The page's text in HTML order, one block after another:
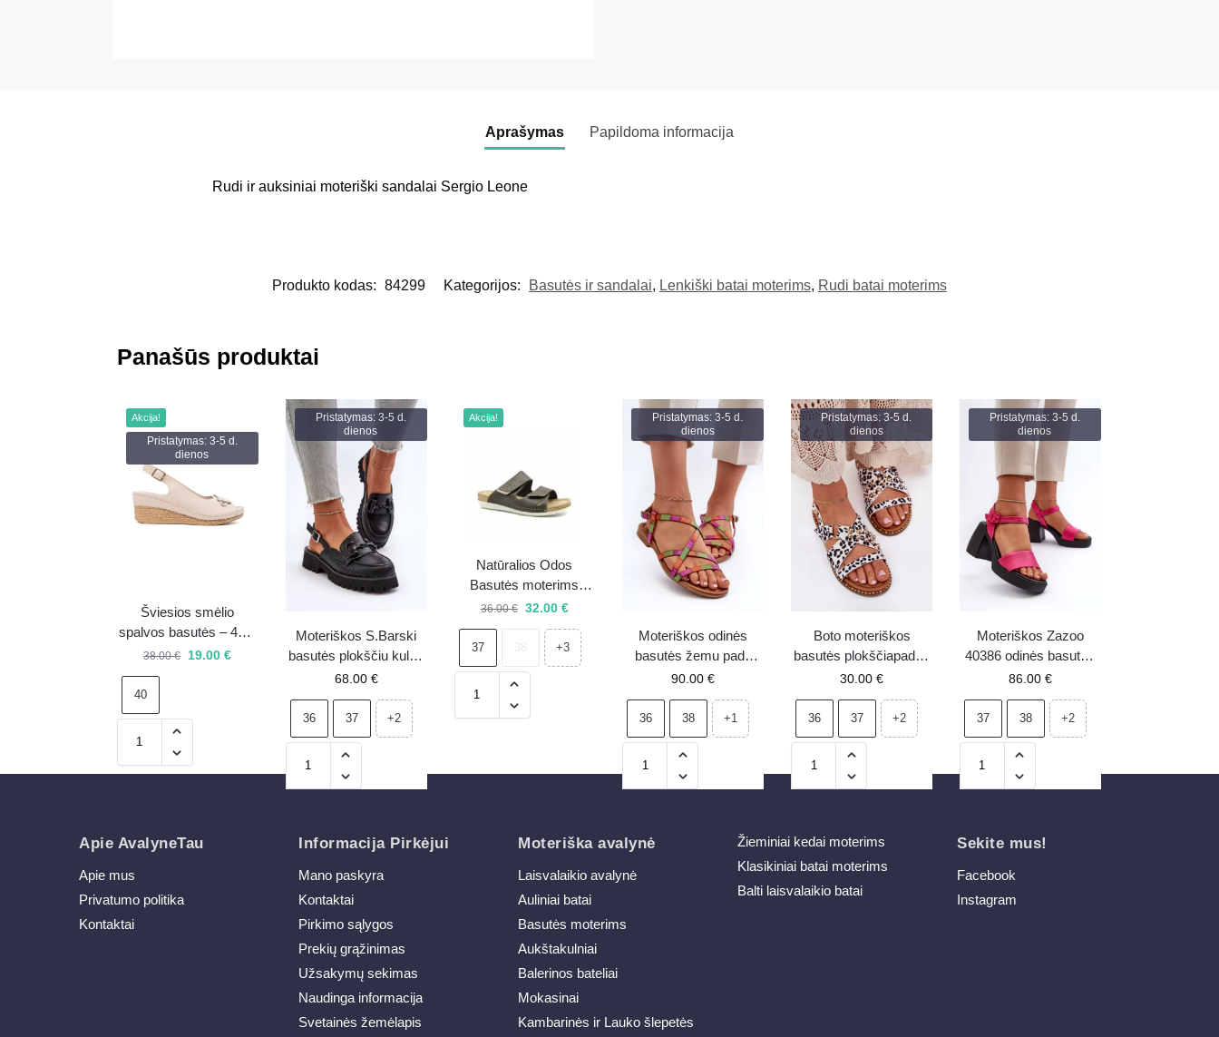
Aprašymas Papildoma informacija
Rudi ir auksiniai moteriški sandalai Sergio Leone
Produkto kodas: 84299 Kategorijos: Basutės ir sandalai, Lenkiški batai moterims, Rudi batai moterims
Panašūs produktai
Akcija!
Pristatymas: 3-5 d.
dienos
Šviesios smėlio
spalvos basutės – 40 –
išpardavimas
38.00€ 19.00€
40
Pristatymas: 3-5 d.
dienos
Moteriškos S.Barski
basutės plokščiu kulnu
su dekoracija, juodos
MR38-656
68.00 €
36 37 +2
Akcija!
Natūralios Odos
Basutės moterims
“Inblu” 158D170
36.00€ 32.00 €
37 +3
Pristatymas: 3-5 d.
dienos
Moteriškos odinės
basutės žemu padu
Maciejka 06635-39
90.00€
36 38 +1
Pristatymas: 3-5 d.
dienos
Boto moteriškos
basutės plokščiapadės
su auksinėmis
baltos-juodos
30.00€
36 37 +2
Pristatymas: 3-5 d.
dienos
Moteriškos Zazoo
40386 odinės basutės
ant kulno, fuksijos
86.00 €
37 38 +2
Apie AvalyneTau
Apie mus
Privatumo politika
Kontaktai
Informacija Pirkėjui
Mano paskyra
Kontaktai
Pirkimo sąlygos
Prekių grąžinimas
Užsakymų sekimas
Naudinga informacija
Svetainės žemėlapis
Moteriška avalynė
Laisvalaikio avalynė
Auliniai batai
Basutės moterims
Aukštakulniai
Balerinos bateliai
Mokasinai
Kambarinės ir Lauko šlepetės
Žieminiai kedai moterims
Klasikiniai batai moterims
Balti laisvalaikio batai
Sekite mus!
Facebook
Instagram